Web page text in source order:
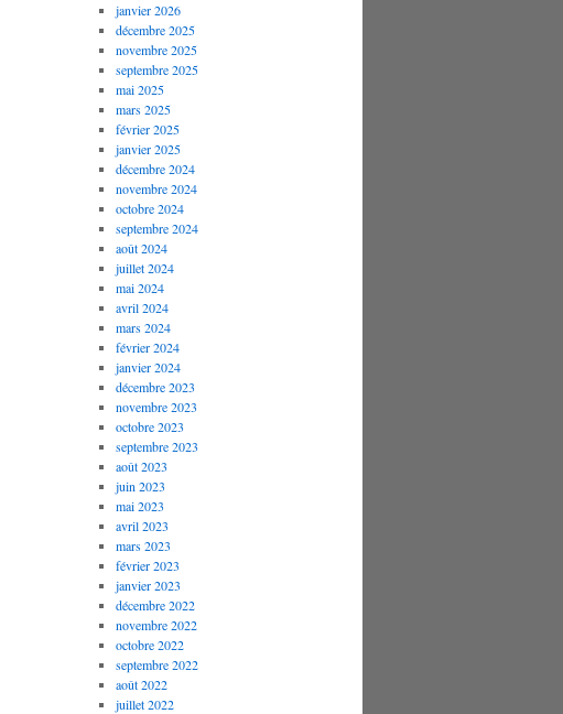
janvier 2026
décembre 2025
novembre 2025
septembre 2025
mai 2025
mars 2025
février 2025
janvier 2025
décembre 2024
novembre 2024
octobre 2024
septembre 2024
août 2024
juillet 2024
mai 2024
avril 2024
mars 2024
février 2024
janvier 2024
décembre 2023
novembre 2023
octobre 2023
septembre 2023
août 2023
juin 2023
mai 2023
avril 2023
mars 2023
février 2023
janvier 2023
décembre 2022
novembre 2022
octobre 2022
septembre 2022
août 2022
juillet 2022